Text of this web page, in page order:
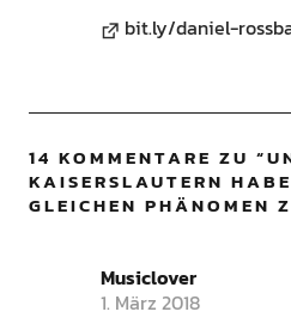
bit.ly/daniel-
14 KOMMENTARE ZU “
KAISERSLAUTERN
GLEICHEN PHÄNOMEN
Musiclover
1. März 2018